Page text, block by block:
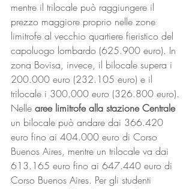
mentre il trilocale può raggiungere il
prezzo maggiore proprio nelle zone
limitrofe al vecchio quartiere fieristico del
capoluogo lombardo (625.900 euro). In
zona Bovisa, invece, il bilocale supera i
200.000 euro (232.105 euro) e il
trilocale i 300.000 euro (326.800 euro).
Nelle aree limitrofe alla stazione Centrale
un bilocale può andare dai 366.420
euro fino ai 404.000 euro di Corso
Buenos Aires, mentre un trilocale va dai
613.165 euro fino ai 647.440 euro di
Corso Buenos Aires. Per gli studenti